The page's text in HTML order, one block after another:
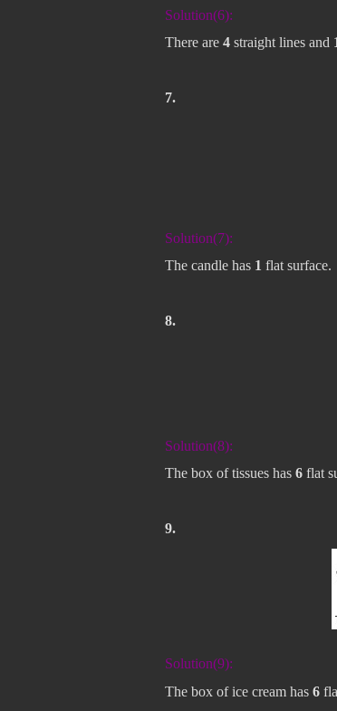
Solution(6):
There are 4 straight lines and
7.
Solution(7):
The candle has 1 flat surface.
8.
Solution(8):
The box of tissues has 6 flat
9.
Solution(9):
The box of ice cream has 6